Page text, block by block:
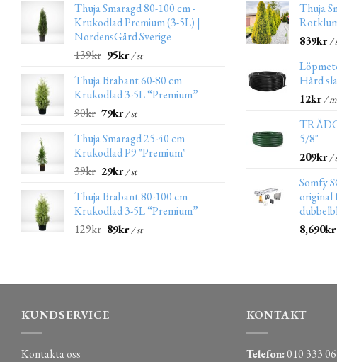
Thuja Smaragd 80-100 cm -
Krukodlad Premium (3-5L) |
NordensGård Sverige
139kr 95kr/ st
Thuja Brabant 60-80 cm
Krukodlad 3-5L “Premium”
90kr 79kr/ st
Thuja Smaragd 25-40 cm
Krukodlad P9 "Premium"
39kr 29kr/ st
Thuja Brabant 80-100 cm
Krukodlad 3-5L “Premium”
129kr 89kr/ st
Thuja
839kr/
Hård
12kr/ m
5/8"
209kr/
Somfy
original
8,690kr
KUNDSERVICE
Kontakta oss
KONTAKT
Telefon:010 333